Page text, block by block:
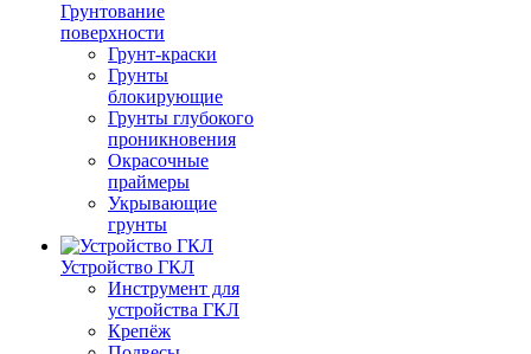
Грунтование
поверхности
Грунт-краски
Грунты
блокирующие
Грунты глубокого
проникновения
Окрасочные
праймеры
Укрывающие
грунты
Устройство ГКЛ
Инструмент для
устройства ГКЛ
Крепёж